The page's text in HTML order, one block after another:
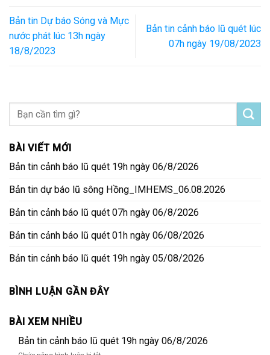
Bản tin Dự báo Sóng và Mực
nước phát lúc 13h ngày
18/8/2023
Bản tin cảnh báo lũ quét lúc
07h ngày 19/08/2023
BÀI VIẾT MỚI
Bản tin cảnh báo lũ quét 19h ngày 06/8/2026
Bản tin dự báo lũ sông Hồng_IMHEMS_06.08.2026
Bản tin cảnh báo lũ quét 07h ngày 06/8/2026
Bản tin cảnh báo lũ quét 01h ngày 06/08/2026
Bản tin cảnh báo lũ quét 19h ngày 05/08/2026
BÌNH LUẬN GẦN ĐÂY
BÀI XEM NHIỀU
Bản tin cảnh báo lũ quét 19h ngày 06/8/2026